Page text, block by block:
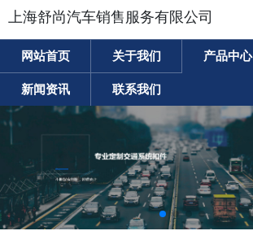
上海舒尚汽车销售服务有限公司
网站首页 关于我们 产品中心
新闻资讯 联系我们